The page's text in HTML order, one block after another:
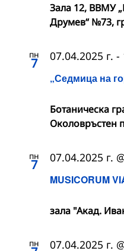
Зала 12, ВВМУ
Друмев“ №73,
пн
7
„Седмица на
07.04.2025 г. -
Ботаническа
Околовръстен
пн
7
MUSICORUM
07.04.2025 г.
зала "Акад.
пн 07.04.2025 г.